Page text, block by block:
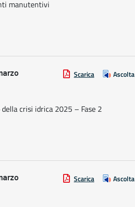
manutentivi
Scarica Ascolta
crisi idrica 2025 – Fase 2
Scarica Ascolta